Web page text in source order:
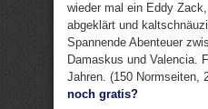
wieder mal ein Eddy
abgeklärt und
Spannende Abenteuer
Damaskus und Valencia.
Jahren. (150 Normseiten,
noch gratis?